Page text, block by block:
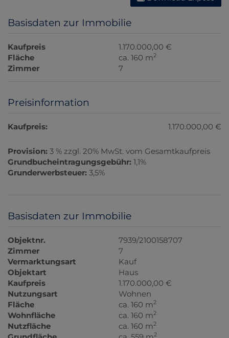
Basisdaten zur Immobilie
Kaufpreis
1.170.000,00 €
Fläche
ca. 160 m2
Zimmer 7
Preisinformation
Kaufpreis: 1.170.000,00 €
Provision: 3 % zzgl. 20% MwSt. vom Gesamtkaufpreis
Grundbucheintragungsgebühr: 1,1%
Grunderwerbsteuer: 3,5%
Basisdaten zur Immobilie
Objektnr.
7939/2100158707
Zimmer
7
Vermarktungsart
Kauf
Objektart
Haus
Kaufpreis
1.170.000,00 €
Nutzungsart
Wohnen
Fläche
ca. 160 m2
Wohnfläche ca. 160 m2
Nutzfläche ca. 160 m2
2